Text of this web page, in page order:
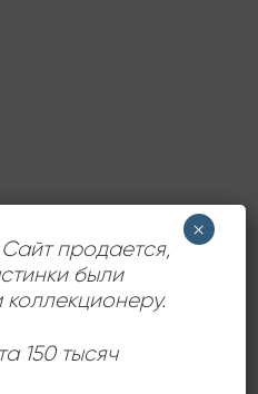
продается,
были
150 тысяч
×